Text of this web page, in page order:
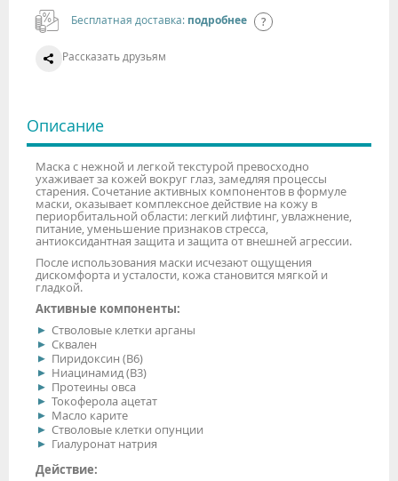
Бесплатная доставка: подробнее
Рассказать друзьям
Описание
Маска с нежной и легкой текстурой превосходно
ухаживает за кожей вокруг глаз, замедляя процессы
старения. Сочетание активных компонентов в формуле
маски, оказывает комплексное действие на кожу в
периорбитальной области: легкий лифтинг, увлажнение,
питание, уменьшение признаков стресса,
антиоксидантная защита и защита от внешней агрессии.
После использования маски исчезают ощущения
дискомфорта и усталости, кожа становится мягкой и
гладкой.
Активные компоненты:
Стволовые клетки арганы
Сквален
Пиридоксин (В6)
Ниацинамид (В3)
Протеины овса
Токоферола ацетат
Масло карите
Стволовые клетки опунции
Гиалуронат натрия
Действие: